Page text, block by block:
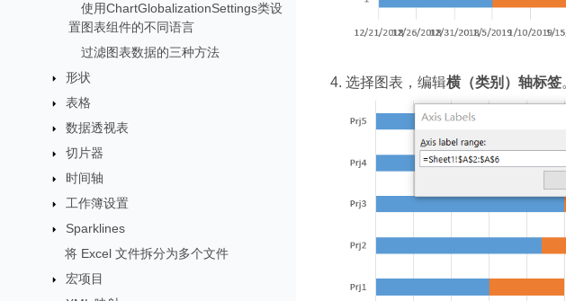
使用ChartGlobalizationSettings类设
置图表组件的不同语言
过滤图表数据的三种方法
形状
表格
数据透视表
切片器
时间轴
工作簿设置
Sparklines
将 Excel 文件拆分为多个文件
宏项目
选择图表，编辑横（类别）轴标签